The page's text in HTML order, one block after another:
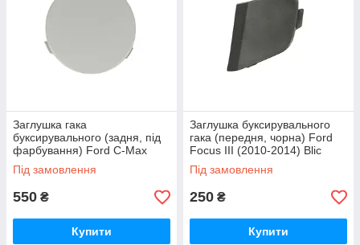
Заглушка гака
буксирувального (задня, під
фарбування) Ford C-Max
(2007-2010) Blic
Під замовлення
550 ₴
Купити
Заглушка буксирувального
гака (передня, чорна) Ford
Focus III (2010-2014) Blic
Під замовлення
250 ₴
Купити